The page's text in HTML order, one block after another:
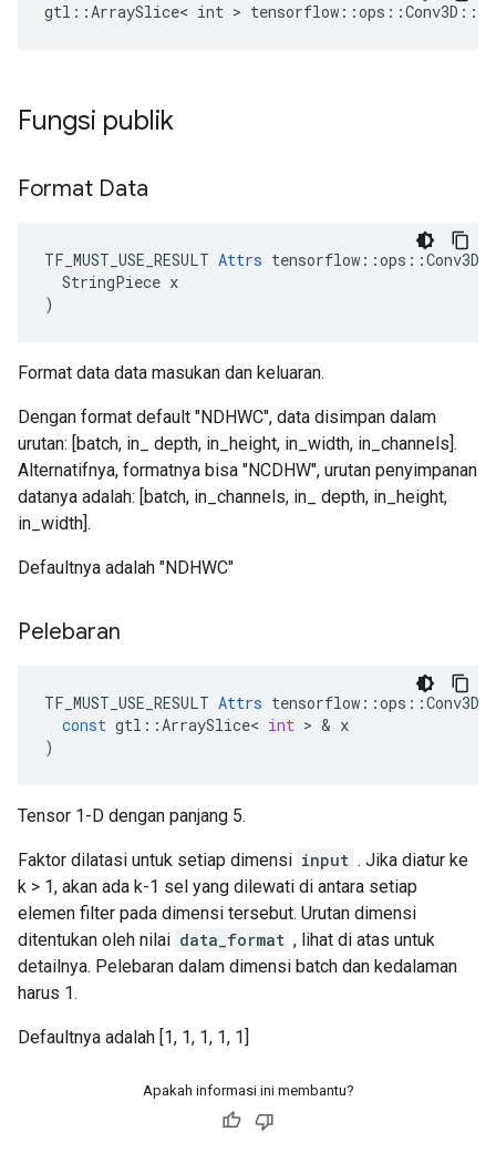
gtl::ArraySlice< int >
Fungsi publik
Format Data
TF_MUST_USE_RESULT Attrs
  StringPiece x
)
Format data data masukan dan keluaran.
Dengan format default "NDHWC", data disimpan dalam
urutan: [batch, in_ depth, in_height, in_width, in_channels].
Alternatifnya, formatnya bisa "NCDHW", urutan penyimpanan
datanya adalah: [batch, in_channels, in_ depth, in_height,
in_width].
Defaultnya adalah "NDHWC"
Pelebaran
TF_MUST_USE_RESULT Attrs tensorflow ::ops ::Conv3D
const gtl ::ArraySlice< int > & x
)
Tensor 1-D dengan panjang 5.
Faktor dilatasi untuk setiap dimensi input . Jika diatur ke
k > 1, akan ada k-1 sel yang dilewati di antara setiap
elemen filter pada dimensi tersebut. Urutan dimensi
ditentukan oleh nilai data_format , lihat di atas untuk
detailnya. Pelebaran dalam dimensi batch dan kedalaman
harus 1.
Defaultnya adalah [1, 1, 1, 1, 1]
Apakah informasi ini membantu?